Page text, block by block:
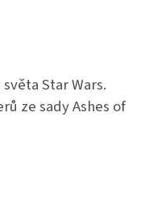
Star Wars.
ze sadyAshes of